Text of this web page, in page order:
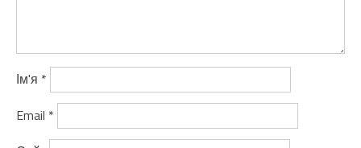
Ім'я *
Email *